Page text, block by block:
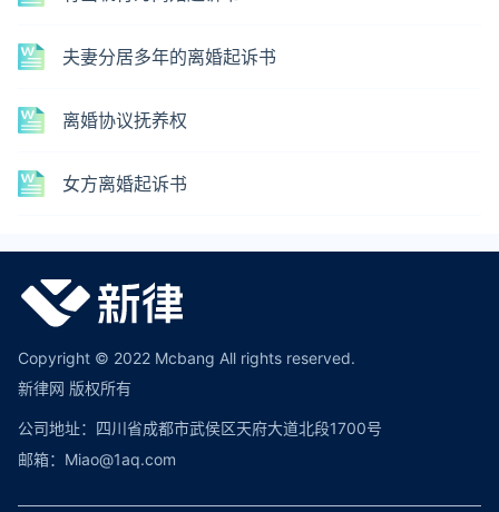
夫妻分居多年的离婚起诉书
离婚协议抚养权
女方离婚起诉书
Copyright © 2022 Mcbang All rights reserved.
新律网 版权所有
公司地址：四川省成都市武侯区天府大道北段1700号
邮箱：Miao@1aq.com